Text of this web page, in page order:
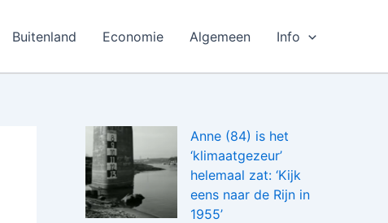
Buitenland Economie Algemeen Info
Anne (84) is het
‘klimaatgezeur’
helemaal zat: ‘Kijk
eens naar de Rijn in
1955’